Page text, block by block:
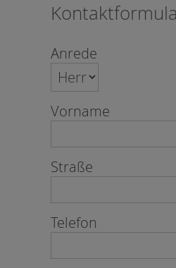
Anrede
Vorname
Straße
Telefon